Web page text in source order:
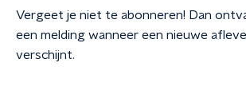
Vergeet je niet te abonneren! Dan
een melding wanneer een nieuwe
verschijnt.